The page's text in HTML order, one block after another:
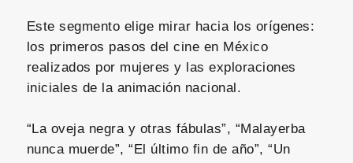
Este segmento elige mirar hacia los orígenes:
los primeros pasos del cine en México
realizados por mujeres y las exploraciones
iniciales de la animación nacional.
“La oveja negra y otras fábulas”, “Malayerba
nunca muerde”, “El último fin de año”, “Un